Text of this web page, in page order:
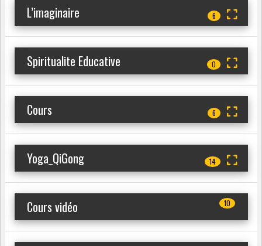
L’imaginaire 6
Spiritualite Educative 0
Cours 6
Yoga_QiGong 14
Cours vidéo 10